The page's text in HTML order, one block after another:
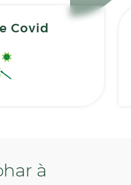
Covid
à